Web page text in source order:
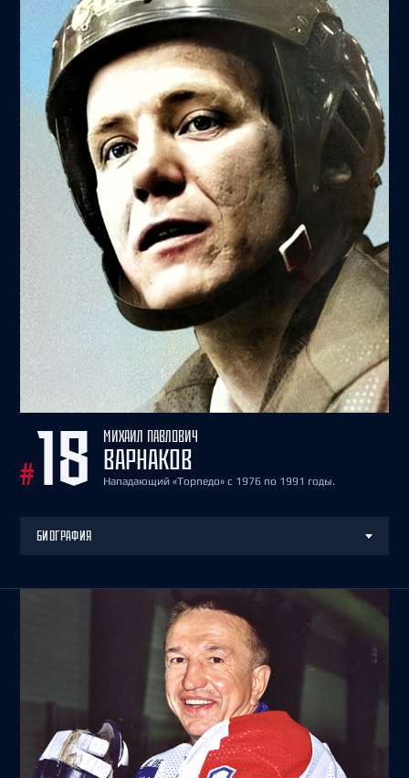
# 18 МИХАИЛ ПАВЛОВИЧ
ВАРНАКОВ
Нападающий «Торпедо» с 1976 по 1991 годы.
БИОГРАФИЯ